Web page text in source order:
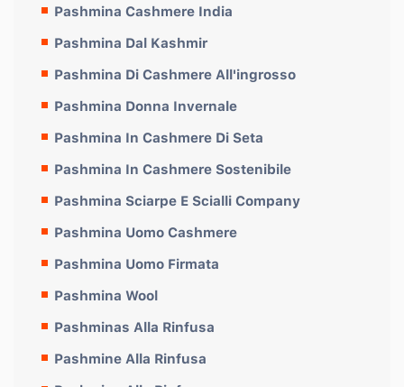
Pashmina Cashmere India
Pashmina Dal Kashmir
Pashmina Di Cashmere All'ingrosso
Pashmina Donna Invernale
Pashmina In Cashmere Di Seta
Pashmina In Cashmere Sostenibile
Pashmina Sciarpe E Scialli Company
Pashmina Uomo Cashmere
Pashmina Uomo Firmata
Pashmina Wool
Pashminas Alla Rinfusa
Pashmine Alla Rinfusa